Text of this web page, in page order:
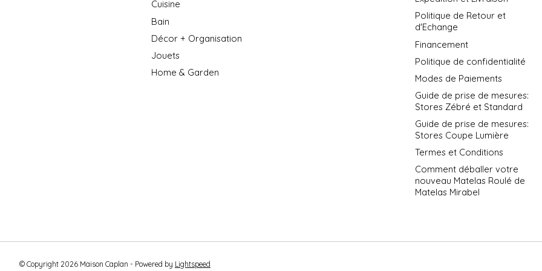
Cuisine
Bain
Décor + Organisation
Jouets
Home & Garden
Politique de Retour et
d'Echange
Financement
Politique de confidentialité
Modes de Paiements
Guide de prise de mesures:
Stores Zébré et Standard
Guide de prise de mesures:
Stores Coupe Lumière
Termes et Conditions
Comment déballer votre
nouveau Matelas Roulé de
Matelas Mirabel
© Copyright 2026 Maison Caplan - Powered by Lightspeed